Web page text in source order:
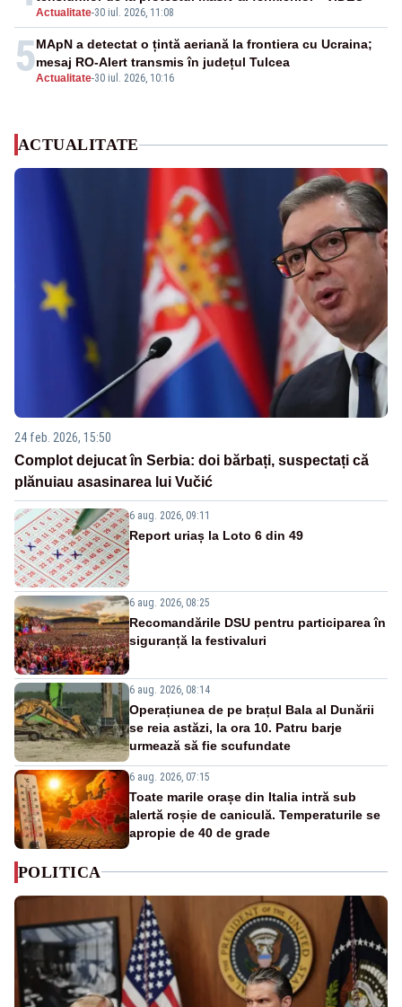
Actualitate-30 iul. 2026, 11:08
5Actualitate-30 iul. 2026, 10:16
MApN a detectat o țintă aeriană la frontiera cu Ucraina;
mesaj RO-Alert transmis în județul Tulcea
ACTUALITATE
24 feb. 2026, 15:50
Complot dejucat în Serbia: doi bărbați, suspectați că
plănuiau asasinarea lui Vučić
6 aug. 2026, 09:11
Report uriaș la Loto 6 din 49
6 aug. 2026, 08:25
Recomandările DSU pentru participarea în
siguranță la festivaluri
6 aug. 2026, 08:14
Operațiunea de pe brațul Bala al Dunării
se reia astăzi, la ora 10. Patru barje
urmează să fie scufundate
6 aug. 2026, 07:15
Toate marile orașe din Italia intră sub
alertă roșie de caniculă. Temperaturile se
apropie de 40 de grade
POLITICA